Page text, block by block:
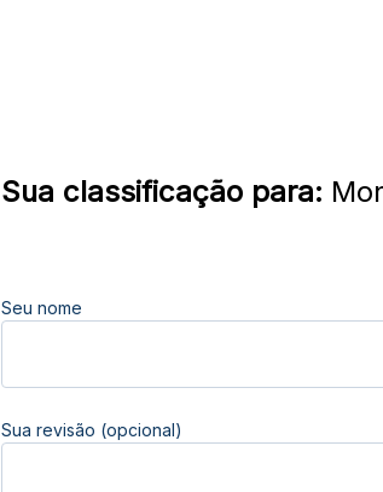
Sua classificação para:
Seu nome
Sua revisão (opcional)